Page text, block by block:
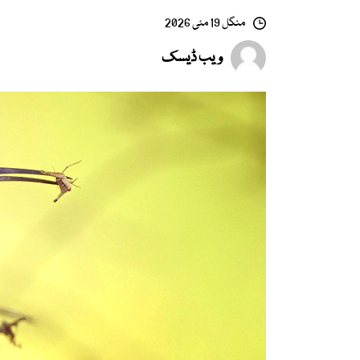
منگل 19 مئی 2026
ویب ڈیسک